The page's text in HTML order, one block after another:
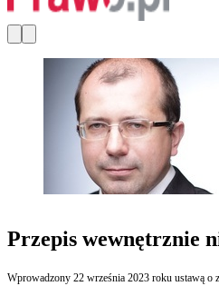
Przepis wewnętrznie
Wprowadzony 22 września 2023 roku ustawą o